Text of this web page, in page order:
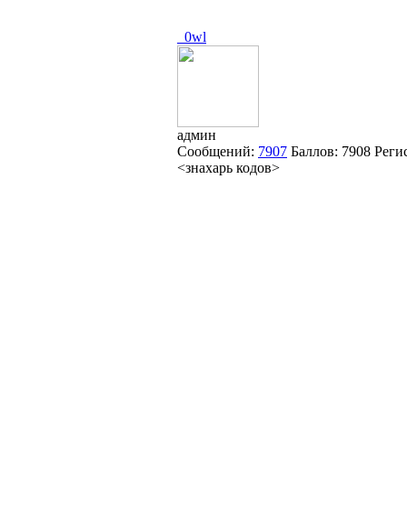
_0wl
админ
Сообщений: 7907 Баллов: 7908
<знахарь кодов>